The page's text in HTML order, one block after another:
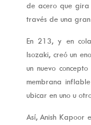
de acero que gira
través de una
En 213, y en
Isozaki, creó un
un nuevo
membrana
ubicar en uno u
Así, Anish Kapoor